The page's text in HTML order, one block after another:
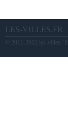
LES-VILLES.FR
© 2011-2012 les-villes.